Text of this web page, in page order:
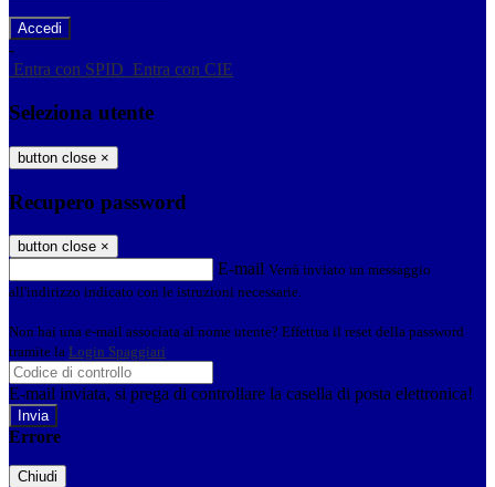
-
Entra con SPID Entra con CIE
Seleziona utente
button close ×
Recupero password
button close ×
E-mail Verrà inviato un messaggio
all'indirizzo indicato con le istruzioni necessarie.
Non hai una e-mail associata al nome utente? Effettua il reset della password
tramite la Login Spaggiari
E-mail inviata, si prega di controllare la casella di posta elettronica!
Errore
Chiudi